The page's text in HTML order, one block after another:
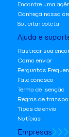
Encontre uma
Conheça nossa
Solicitar coleta
Ajuda e
Rastrear sua
Como enviar
Perguntas
Fale conosco
Termo de isenção
Regras de
Tipos de envio
Notícias
Empresas